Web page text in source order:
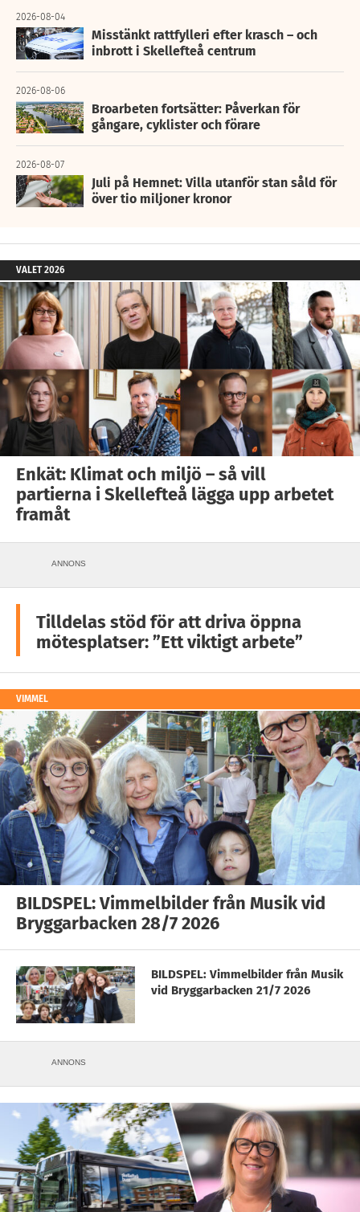
2026-08-04
Misstänkt rattfylleri efter krasch – och
inbrott i Skellefteå centrum
2026-08-06
Broarbeten fortsätter: Påverkan för
gångare, cyklister och förare
2026-08-07
Juli på Hemnet: Villa utanför stan såld för
över tio miljoner kronor
VALET 2026
Enkät: Klimat och miljö – så vill
partierna i Skellefteå lägga upp arbetet
framåt
ANNONS
Tilldelas stöd för att driva öppna
mötesplatser: ”Ett viktigt arbete”
VIMMEL
BILDSPEL: Vimmelbilder från Musik vid
Bryggarbacken 28/7 2026
BILDSPEL: Vimmelbilder från Musik
vid Bryggarbacken 21/7 2026
ANNONS